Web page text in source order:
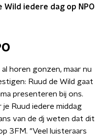
Wild iedere dag op NPO
horen gonzen, maar nu
Ruud de Wild gaat
presenteren bij ons.
je Ruud iedere middag
van de dj weten dat dit
3FM. "Veel luisteraars